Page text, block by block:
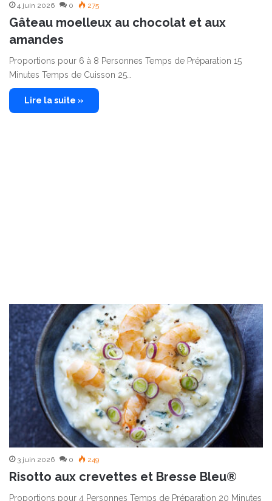
4 juin 2026 0 275
Gâteau moelleux au chocolat et aux
amandes
Proportions pour 6 à 8 Personnes Temps de Préparation 15
Minutes Temps de Cuisson 25…
Lire la suite »
3 juin 2026 0 249
Risotto aux crevettes et Bresse Bleu®
Proportions pour 4 Personnes Temps de Préparation 20 Minutes